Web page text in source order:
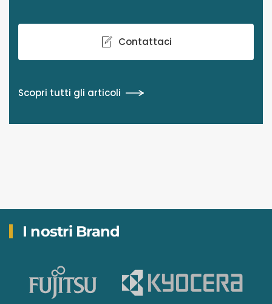
Contattaci
Scopri tutti gli articoli
I nostri Brand